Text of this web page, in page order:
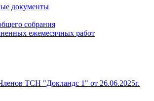
документы
собрания
ежемесячных работ
ТСН "Докландс 1" от 26.06.2025г.